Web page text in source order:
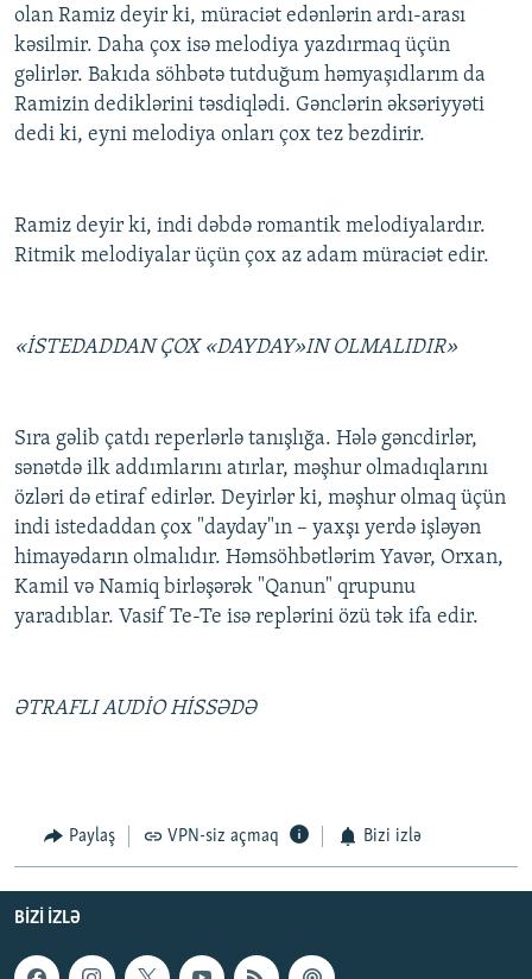
olan Ramiz deyir ki, müraciət edənlərin ardı-arası
kəsilmir. Daha çox isə melodiya yazdırmaq üçün
gəlirlər. Bakıda söhbətə tutduğum həmyaşıdlarım da
Ramizin dediklərini təsdiqlədi. Gənclərin əksəriyyəti
dedi ki, eyni melodiya onları çox tez bezdirir.
Ramiz deyir ki, indi dəbdə romantik melodiyalardır.
Ritmik melodiyalar üçün çox az adam müraciət edir.
«İSTEDADDAN ÇOX «DAYDAY»IN OLMALIDIR»
Sıra gəlib çatdı reperlərlə tanışlığa. Hələ gəncdirlər,
sənətdə ilk addımlarını atırlar, məşhur olmadıqlarını
özləri də etiraf edirlər. Deyirlər ki, məşhur olmaq üçün
indi istedaddan çox "dayday"ın – yaxşı yerdə işləyən
himayədarın olmalıdır. Həmsöhbətlərim Yavər, Orxan,
Kamil və Namiq birləşərək "Qanun" qrupunu
yaradıblar. Vasif Te-Te isə replərini özü tək ifa edir.
ƏTRAFLI AUDİO HİSSƏDƏ
Paylaş VPN-siz açmaq Bizi izlə
BIZI IZLƏ